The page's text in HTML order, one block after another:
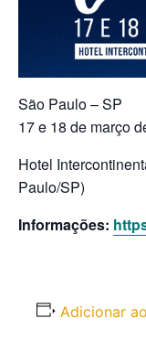
São Paulo – SP
17 e 18 de março
Hotel
Paulo/SP)
Informações:
Adicionar